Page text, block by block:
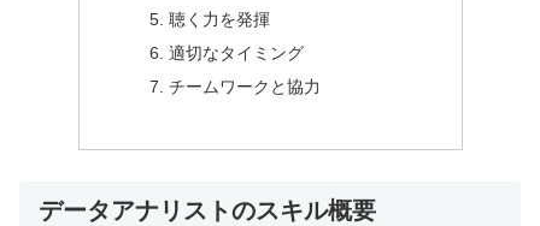
聴く力を発揮
適切なタイミング
チームワークと協力
データアナリストのスキル概要